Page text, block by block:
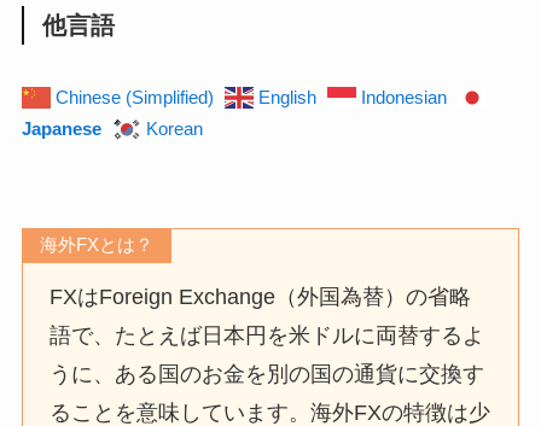
他言語
Chinese (Simplified) English
Indonesian
Japanese
Korean
海外FXとは？
FXはForeign Exchange（外国為替）の省略
語で、たとえば日本円を米ドルに両替するよ
うに、ある国のお金を別の国の通貨に交換す
ることを意味しています。海外FXの特徴は少